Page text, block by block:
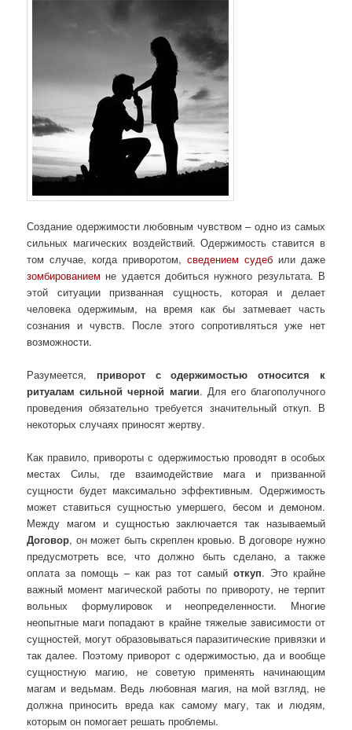
Создание одержимости любовным чувством – одно из самых
сильных магических воздействий. Одержимость ставится в
том случае, когда приворотом, сведением судеб или даже
зомбированием не удается добиться нужного результата. В
этой ситуации призванная сущность, которая и делает
человека одержимым, на время как бы затмевает часть
сознания и чувств. После этого сопротивляться уже нет
возможности.
Разумеется, приворот с одержимостью относится к
ритуалам сильной черной магии. Для его благополучного
проведения обязательно требуется значительный откуп. В
некоторых случаях приносят жертву.
Как правило, привороты с одержимостью проводят в особых
местах Силы, где взаимодействие мага и призванной
сущности будет максимально эффективным. Одержимость
может ставиться сущностью умершего, бесом и демоном.
Между магом и сущностью заключается так называемый
Договор, он может быть скреплен кровью. В договоре нужно
предусмотреть все, что должно быть сделано, а также
оплата за помощь – как раз тот самый откуп. Это крайне
важный момент магической работы по привороту, не терпит
вольных формулировок и неопределенности. Многие
неопытные маги попадают в крайне тяжелые зависимости от
сущностей, могут образовываться паразитические привязки и
так далее. Поэтому приворот с одержимостью, да и вообще
сущностную магию, не советую применять начинающим
магам и ведьмам. Ведь любовная магия, на мой взгляд, не
должна приносить вреда как самому магу, так и людям,
которым он помогает решать проблемы.